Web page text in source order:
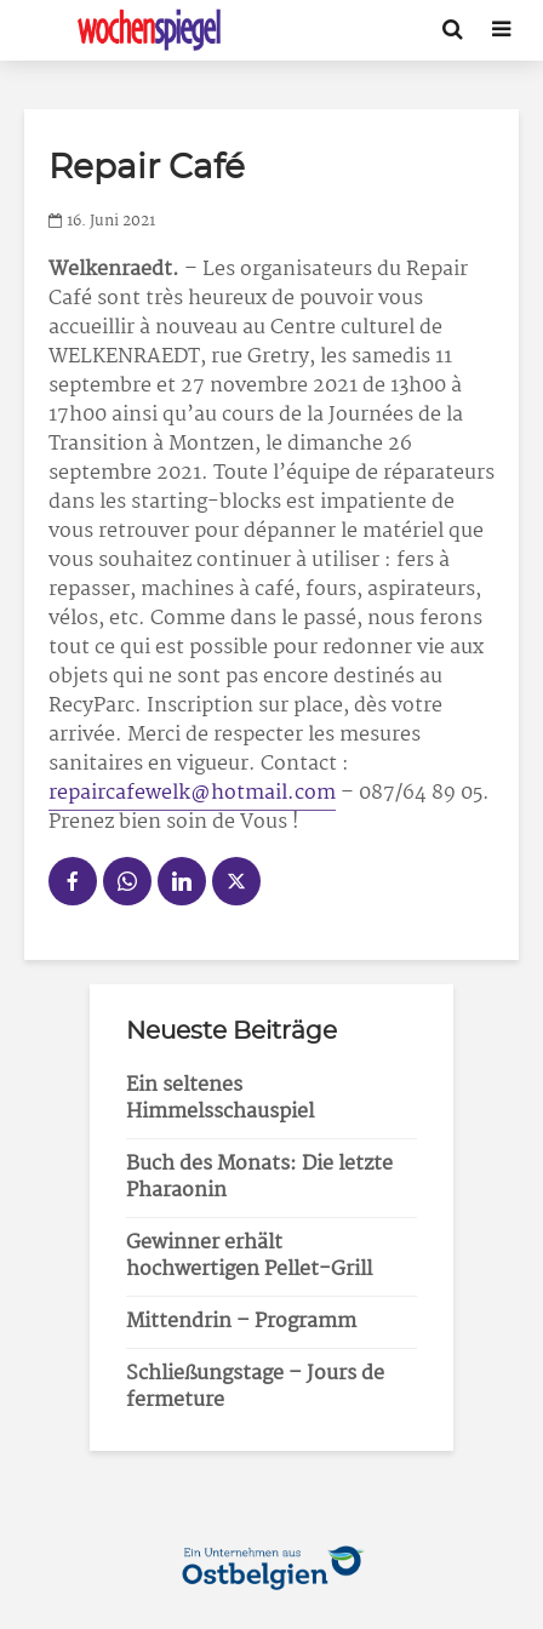
Repair Café
16. Juni 2021
Welkenraedt. – Les organisateurs du Repair
Café sont très heureux de pouvoir vous
accueillir à nouveau au Centre culturel de
WELKENRAEDT, rue Gretry, les samedis 11
septembre et 27 novembre 2021 de 13h00 à
17h00 ainsi qu’au cours de la Journées de la
Transition à Montzen, le dimanche 26
septembre 2021. Toute l’équipe de réparateurs
dans les starting-blocks est impatiente de
vous retrouver pour dépanner le matériel que
vous souhaitez continuer à utiliser : fers à
repasser, machines à café, fours, aspirateurs,
vélos, etc. Comme dans le passé, nous ferons
tout ce qui est possible pour redonner vie aux
objets qui ne sont pas encore destinés au
RecyParc. Inscription sur place, dès votre
arrivée. Merci de respecter les mesures
sanitaires en vigueur. Contact :
repaircafewelk@hotmail.com– 087/64 89 05.
Prenez bien soin de Vous !
Neueste Beiträge
Ein seltenes
Himmelsschauspiel
Buch des Monats: Die letzte
Pharaonin
Gewinner erhält
hochwertigen Pellet-Grill
Mittendrin – Programm
Schließungstage – Jours de
fermeture